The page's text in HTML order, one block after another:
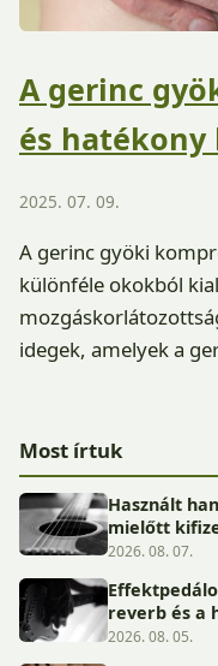
A gerinc
és hatékony
2025. 07. 09.
A gerinc gyöki
különféle okokból
idegek, amelyek a
Most írtuk
Használt
mielőtt
2026. 08. 07.
reverb és a
2026. 08. 05.